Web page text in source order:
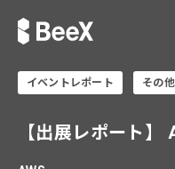
イベントレポート その他
【出展レポート